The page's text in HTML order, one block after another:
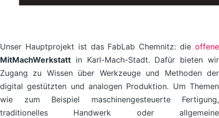
Unser Hauptprojekt ist das FabLab Chemnitz: die offene
MitMachWerkstatt in Karl-Mach-Stadt. Dafür bieten wir
Zugang zu Wissen über Werkzeuge und Methoden der
digital gestützten und analogen Produktion. Um Themen
wie zum Beispiel maschinengesteuerte Fertigung,
traditionelles Handwerk oder allgemeine